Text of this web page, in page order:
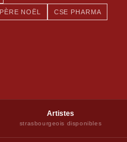
PÈRE NOËL CSE PHARMA
Artistes
strasbourgeois disponibles